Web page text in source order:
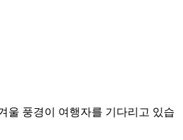
울 풍경이 여행자를 기다리고 있습